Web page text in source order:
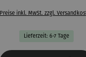
Preise inkl. MwSt. zzgl.
Lieferzeit: 6-7 Tage